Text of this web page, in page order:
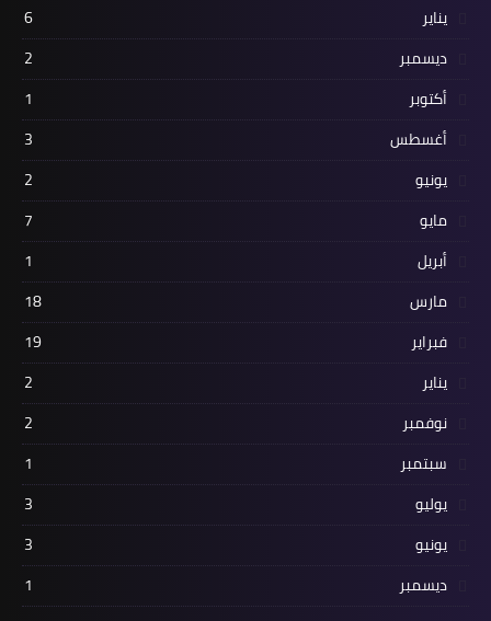
يناير
6
ديسمبر
2
أكتوبر
1
أغسطس
3
يونيو
2
مايو
7
أبريل
1
مارس
18
فبراير
19
يناير
2
نوفمبر
2
سبتمبر
1
يوليو
3
يونيو
3
ديسمبر
1